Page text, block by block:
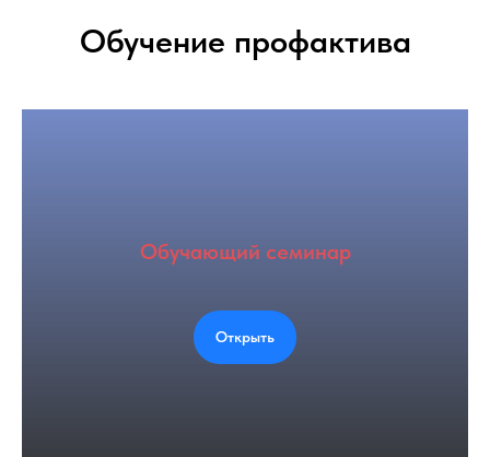
Обучение профактива
Обучающий семинар
Открыть